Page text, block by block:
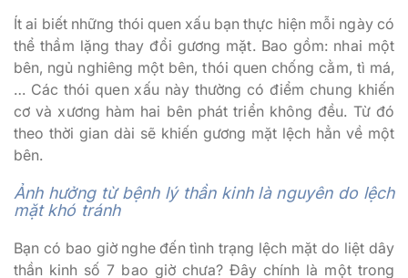
Ít ai biết những thói quen xấu bạn thực hiện mỗi ngày có
thể thầm lặng thay đổi gương mặt. Bao gồm: nhai một
bên, ngủ nghiêng một bên, thói quen chống cằm, tì má,
… Các thói quen xấu này thường có điểm chung khiến
cơ và xương hàm hai bên phát triển không đều. Từ đó
theo thời gian dài sẽ khiến gương mặt lệch hẳn về một
bên.
Ảnh hưởng từ bệnh lý thần kinh là nguyên do lệch
mặt khó tránh
Bạn có bao giờ nghe đến tình trạng lệch mặt do liệt dây
thần kinh số 7 bao giờ chưa? Đây chính là một trong